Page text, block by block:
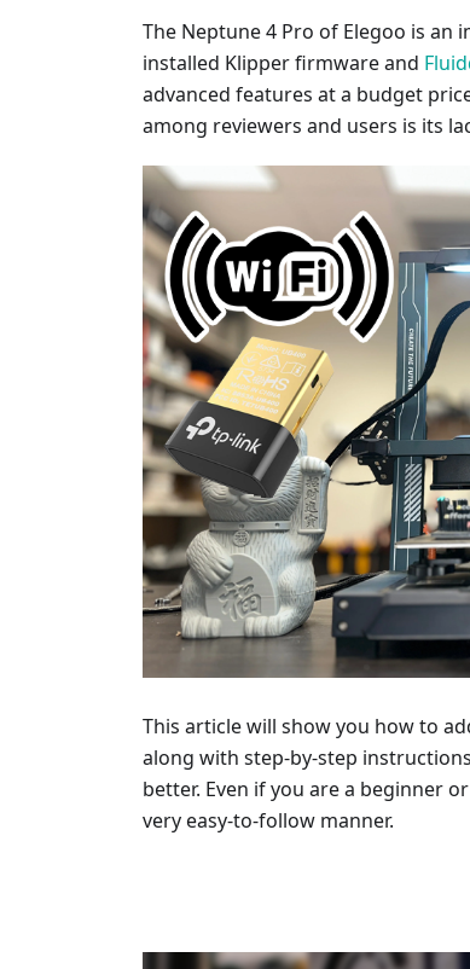
The Neptune 4 Pro of Elegoo is
installed Klipper firmware and
advanced features at a budget
among reviewers and users is its
This article will show you how to
along with step-by-step
better. Even if you are a beginner
very easy-to-follow manner.